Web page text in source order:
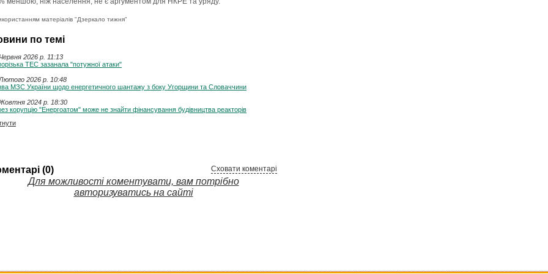
матеріалів "Дзеркало тижня"
по темі
2026 p. 11:13
ТЕС зазанала "потужної атаки"
2026 p. 10:48
МЗС України щодо енергетичного шантажу з боку Угорщини та Словаччини
2024 p. 18:30
корупцію "Енергоатом" може не знайти фінансування будівництва реакторів
(0) Сховати коментарі
Для можливості коментувати, вам потрібно
авторизуватись на сайті